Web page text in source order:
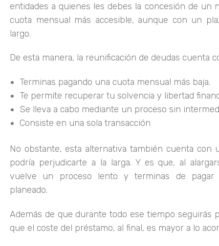
entidades a quienes les debes la concesión de un
cuota mensual más accesible, aunque con un
largo.
De esta manera, la reunificación de deudas cuenta
Terminas pagando una cuota mensual más baja.
Te permite recuperar tu solvencia y libertad
Se lleva a cabo mediante un proceso sin
Consiste en una sola transacción
No obstante, esta alternativa también cuenta con
podría perjudicarte a la larga. Y es que, al
vuelve un proceso lento y terminas de
planeado.
Además de que durante todo ese tiempo seguirás
que el coste del préstamo, al final, es mayor a lo